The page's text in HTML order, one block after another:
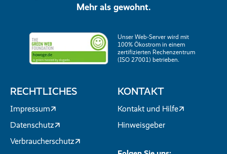
Mehr als gewohnt.
Unser Web-Server wird mit
100% Ökostrom in einem
zertifizierten Rechenzentrum
(ISO 27001) betrieben.
RECHTLICHES
Impressum
Datenschutz
Verbraucherschutz
KONTAKT
Kontakt und Hilfe
Hinweisgeber